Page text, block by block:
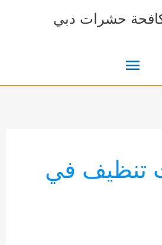
حشرات دبي
القائمة
تنظيف في